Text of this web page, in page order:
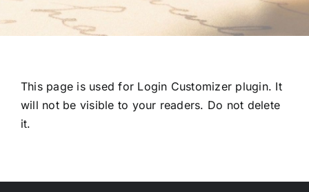
This page is used for Login Customizer plugin. It
will not be visible to your readers. Do not delete
it.